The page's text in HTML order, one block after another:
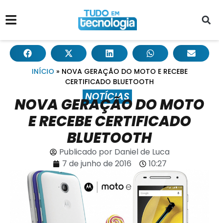
INÍCIO » NOVA GERAÇÃO DO MOTO E RECEBE
CERTIFICADO BLUETOOTH
NOTÍCIAS
NOVA GERAÇÃO DO MOTO
E RECEBE CERTIFICADO
BLUETOOTH
Publicado porDaniel de Luca
7 de junho de 2016
10:27